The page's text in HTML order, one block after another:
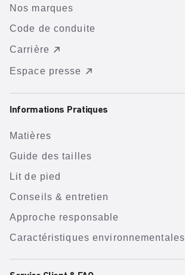
Nos marques
Code de conduite
Carrière
Espace presse
Informations Pratiques
Matières
Guide des tailles
Lit de pied
Conseils & entretien
Approche responsable
Caractéristiques environnementales